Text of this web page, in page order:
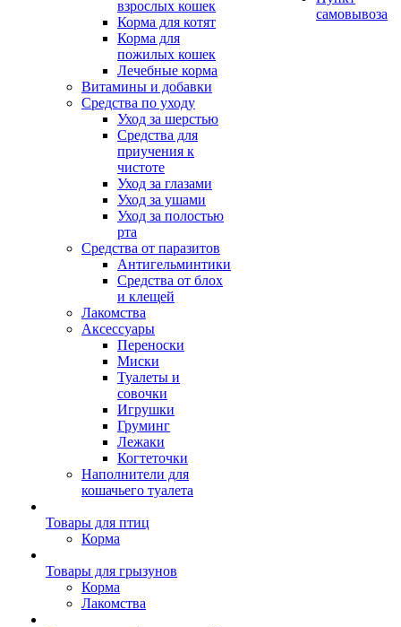
взрослых кошек
Корма для котят
Корма для
пожилых кошек
Лечебные корма
Витамины и добавки
Средства по уходу
Уход за шерстью
Средства для
приучения к
чистоте
Уход за глазами
Уход за ушами
Уход за полостью
рта
Средства от паразитов
Антигельминтики
Средства от блох
и клещей
Лакомства
Аксессуары
Переноски
Миски
Туалеты и
совочки
Игрушки
Груминг
Лежаки
Когтеточки
Наполнители для
кошачьего туалета
Товары для птиц
Корма
Товары для грызунов
Корма
Лакомства
самовывоза